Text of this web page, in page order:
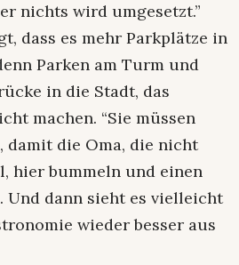
nichts wird umgesetzt.”
dass es mehr Parkplätze in
Parken am Turm und
in die Stadt, das
machen. “Sie müssen
damit die Oma, die nicht
hier bummeln und einen
Und dann sieht es vielleicht
wieder besser aus